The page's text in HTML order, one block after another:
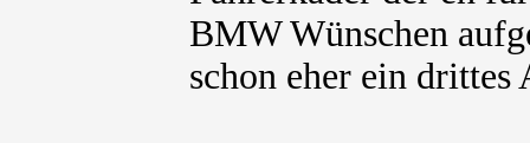
BMW Wünschen
schon eher ein